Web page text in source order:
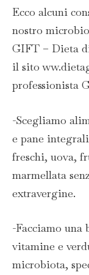
Ecco alcuni
nostro
GIFT – Dieta
il sito
professionista
-Scegliamo
e pane
freschi, uova,
marmellata
extravergine.
-Facciamo
vitamine e
microbiota,